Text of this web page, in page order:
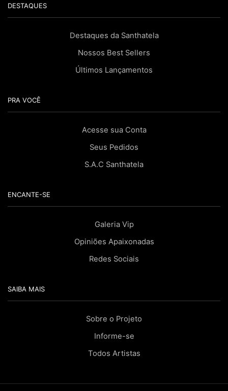
DESTAQUES
Destaques da Santhatela
Nossos Best Sellers
Últimos Lançamentos
PRA VOCÊ
Acesse sua Conta
Seus Pedidos
S.A.C Santhatela
ENCANTE-SE
Galeria Vip
Opiniões Apaixonadas
Redes Sociais
SAIBA MAIS
Sobre o Projeto
Informe-se
Todos Artistas